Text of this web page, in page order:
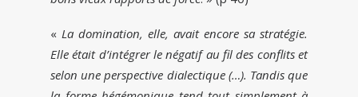
« La domination, elle, avait encore sa stratégie.
Elle était d’intégrer le négatif au fil des conflits et
selon une perspective dialectique (…). Tandis que